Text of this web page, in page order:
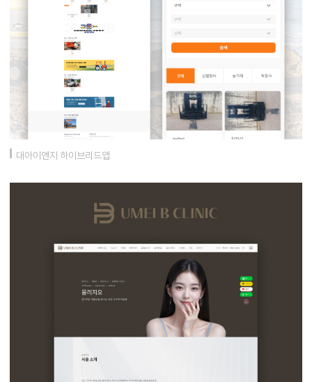
대아이엔지 하이브리드앱